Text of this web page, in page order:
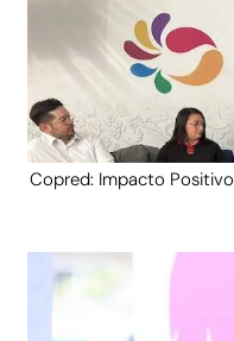
Copred: Impacto